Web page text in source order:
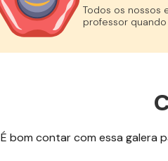
Todos os nossos
professor
É bom contar com essa galera